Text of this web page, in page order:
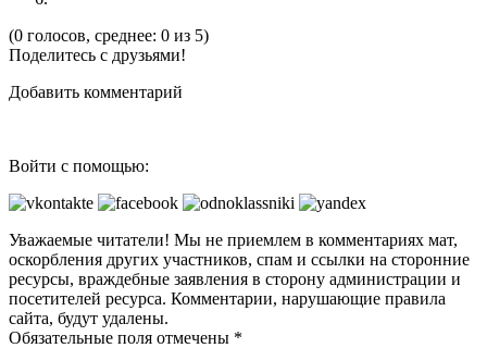
(0 голосов, среднее: 0 из 5)
Поделитесь с друзьями!
Добавить комментарий
Войти с помощью:
Уважаемые читатели! Мы не приемлем в комментариях мат,
оскорбления других участников, спам и ссылки на сторонние
ресурсы, враждебные заявления в сторону администрации и
посетителей ресурса. Комментарии, нарушающие правила
сайта, будут удалены.
Обязательные поля отмечены *